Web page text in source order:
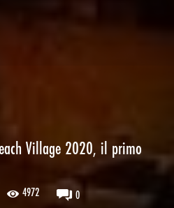
Village 2020, il primo
4972 0